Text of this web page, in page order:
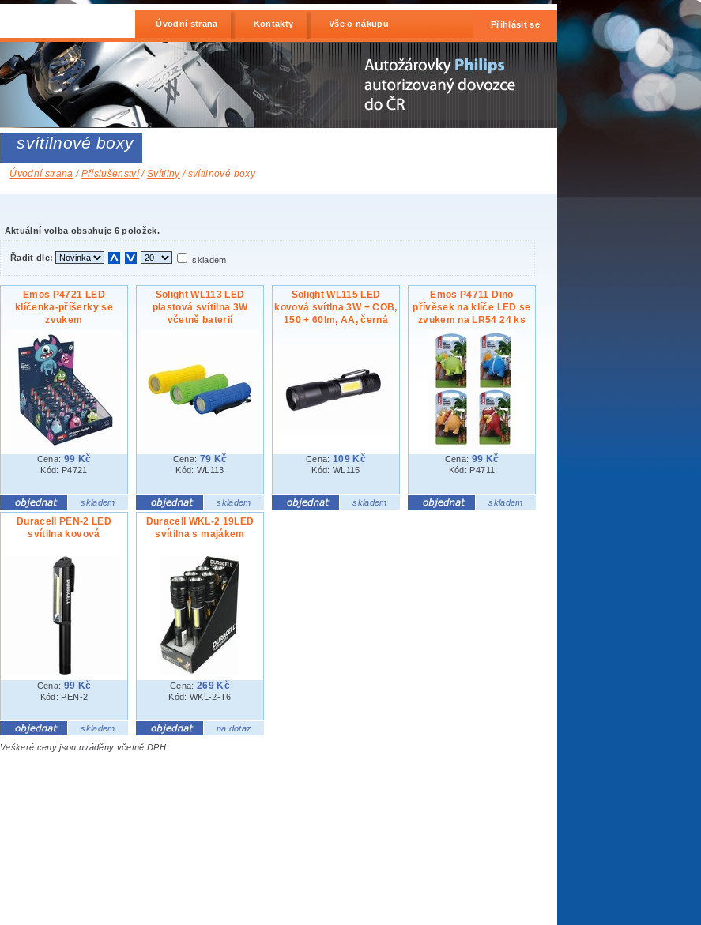
Přihlásit se
Úvodní strana Kontakty Vše o nákupu
svítilnové boxy
Úvodní strana /Příslušenství/Svítilny/ svítilnové boxy
Aktuální volba obsahuje 6 položek.
Řadit dle: skladem
Emos P4721 LED
klíčenka-příšerky se
zvukem
Cena: 99 Kč
Kód: P4721
skladem
Solight WL113 LED
plastová svítilna 3W
včetně baterií
Cena: 79 Kč
Kód: WL113
skladem
Solight WL115 LED
kovová svítlna 3W + COB,
150 + 60lm, AA, černá
Cena: 109 Kč
Kód: WL115
skladem
Emos P4711 Dino
přívěsek na klíče LED se
zvukem na LR54 24 ks
Cena: 99 Kč
Kód: P4711
skladem
Duracell PEN-2 LED
svítilna kovová
Cena: 99 Kč
Kód: PEN-2
skladem
Duracell WKL-2 19LED
svítilna s majákem
Cena: 269 Kč
Kód: WKL-2-T6
na dotaz
Veškeré ceny jsou uváděny včetně DPH